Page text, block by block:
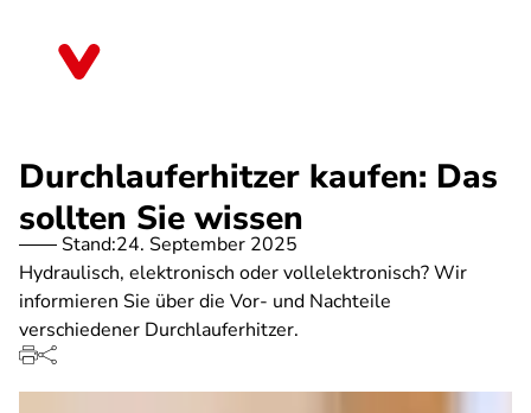
Durchlauferhitzer kaufen: Das
sollten Sie wissen
Stand:24. September 2025
Hydraulisch, elektronisch oder vollelektronisch? Wir
informieren Sie über die Vor- und Nachteile
verschiedener Durchlauferhitzer.